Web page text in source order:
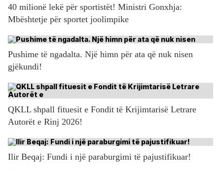
40 milionë lekë për sportistët! Ministri Gonxhja:
Mbështetje për sportet joolimpike
Pushime të ngadalta. Një himn për ata që nuk nisen
gjëkundi!
QKLL shpall fituesit e Fondit të Krijimtarisë Letrare
Autorët e Rinj 2026!
Ilir Beqaj: Fundi i një paraburgimi të pajustifikuar!